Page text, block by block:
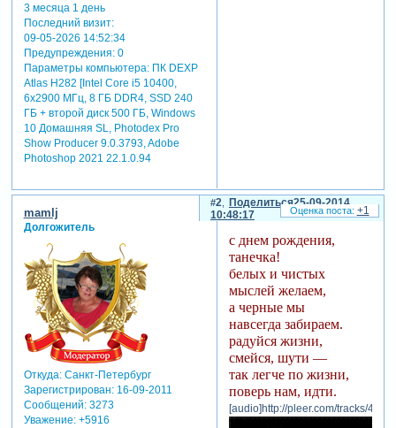
3 месяца 1 день
Последний визит:
09-05-2026 14:52:34
Предупреждения:0
Параметры компьютера:ПК DEXP
Atlas H282 [Intel Core i5 10400,
6x2900 МГц, 8 ГБ DDR4, SSD 240
ГБ + второй диск 500 ГБ, Windows
10 Домашняя SL, Photodex Pro
Show Producer 9.0.3793, Adobe
Photoshop 2021 22.1.0.94
Поделиться
2
25-09-2014
10:48:17
mamlj
Долгожитель
Откуда:Санкт-Петербург
Зарегистрирован: 16-09-2011
Сообщений:3273
Уважение: +5916
с днем рождения,
танечка!
белых и чистых
мыслей желаем,
а черные мы
навсегда забираем.
радуйся жизни,
смейся, шути —
так легче по жизни,
поверь нам, идти.
[audio]http://pleer.com/tracks/
+1